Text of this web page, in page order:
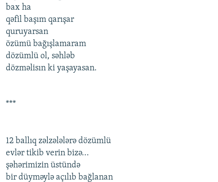
bax ha
qəfil başım qarışar
quruyarsan
özümü bağışlamaram
dözümlü ol, səhləb
dözməlisın ki yaşayasan.
***
12 ballıq zəlzələlərə dözümlü
evlər tikib verin bizə...
şəhərimizin üstündə
bir düyməylə açılıb bağlanan